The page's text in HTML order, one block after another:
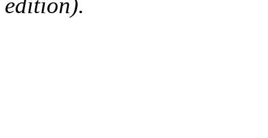
edition).